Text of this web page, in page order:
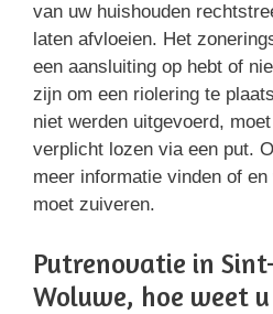
van uw huishouden
laten afvloeien. Het
een aansluiting op hebt of
zijn om een riolering te
niet werden uitgevoerd,
verplicht lozen via een put.
meer informatie vinden of
moet zuiveren.
Putrenovatie in
Woluwe, hoe weet